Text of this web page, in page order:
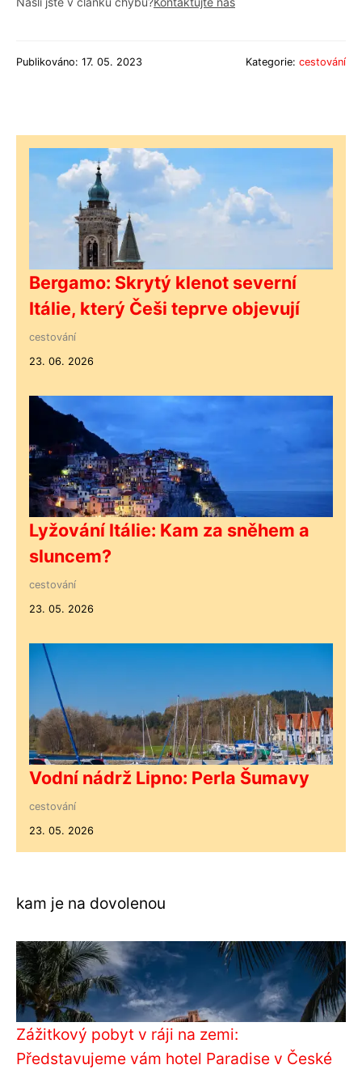
Publikováno: 17. 05. 2023 Kategorie: cestování
Bergamo: Skrytý klenot severní
Itálie, který Češi teprve objevují
cestování
23. 06. 2026
Lyžování Itálie: Kam za sněhem a
sluncem?
cestování
23. 05. 2026
Vodní nádrž Lipno: Perla Šumavy
cestování
23. 05. 2026
kam je na dovolenou
Zážitkový pobyt v ráji na zemi:
Představujeme vám hotel Paradise v České